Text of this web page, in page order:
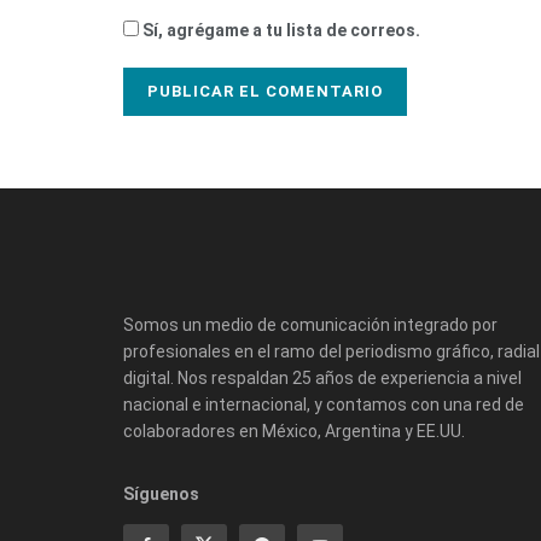
Sí, agrégame a tu lista de correos.
Somos un medio de comunicación integrado por
profesionales en el ramo del periodismo gráfico,
digital. Nos respaldan 25 años de experiencia a nivel
nacional e internacional, y contamos con una red de
colaboradores en México, Argentina y EE.UU.
Síguenos